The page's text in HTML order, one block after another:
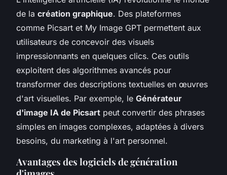
de la création graphique. Des plateformes
comme Picsart et My Image GPT permettent aux
utilisateurs de concevoir des visuels
impressionnants en quelques clics. Ces outils
exploitent des algorithmes avancés pour
transformer des descriptions textuelles en œuvres
d'art visuelles. Par exemple, le Générateur
d'image IA de Picsart peut convertir des phrases
simples en images complexes, adaptées à divers
besoins, du marketing à l'art personnel.
Avantages des logiciels de génération